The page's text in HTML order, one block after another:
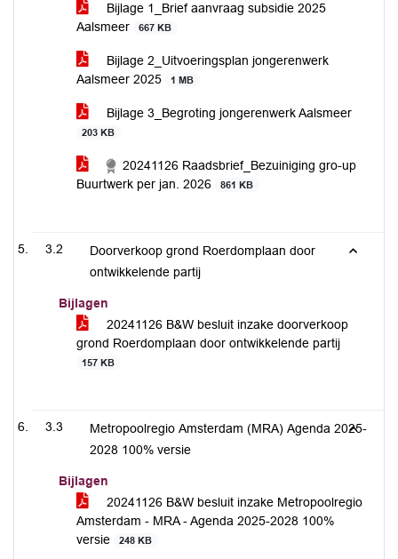
Bijlage 1_Brief aanvraag subsidie 2025
Aalsmeer
667 KB
Bijlage 2_Uitvoeringsplan jongerenwerk
Aalsmeer 2025
1 MB
Bijlage 3_Begroting jongerenwerk Aalsmeer
203 KB
20241126 Raadsbrief_Bezuiniging gro-up
Buurtwerk per jan. 2026
861 KB
3.2
Doorverkoop grond Roerdomplaan door
ontwikkelende partij
Bijlagen
20241126 B&W besluit inzake doorverkoop
grond Roerdomplaan door ontwikkelende partij
157 KB
3.3
Metropoolregio Amsterdam (MRA) Agenda 2025-
2028 100% versie
Bijlagen
20241126 B&W besluit inzake Metropoolregio
Amsterdam - MRA - Agenda 2025-2028 100%
versie
248 KB